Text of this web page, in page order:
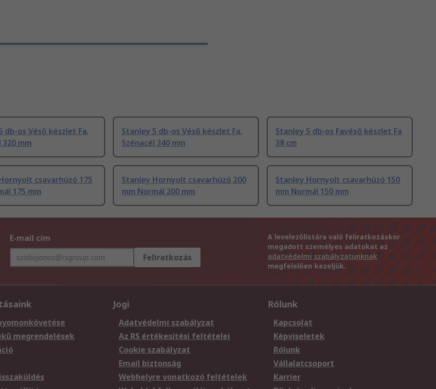
db-os Véső készlet Fa,
320 mm
Stanley 5 db-os Véső készlet Fa,
Szénacél 340 mm
Stanley 5 db-os Favéső készlet Fa
38 cm
csavarhúzó 175
175 mm
Stanley Hornyolt csavarhúzó 200
mm Normál 200 mm
Stanley Hornyolt csavarhúzó 150
mm Normál 150 mm
E-mail cím
Feliratkozás
A levelezőlistára való feliratkozáskor
megadott személyes adatokat az
adatvédelmi szabályzatunknak
megfelelően kezeljük.
megrendelések
Jogi
Adatvédelmi szabályzat
Az RS értékesítési feltételei
Cookie szabályzat
Email biztonság
Webhelyre vonatkozó feltételek
Rólunk
Kapcsolat
Képviseletek
Rólunk
Vállalatcsoport
Karrier